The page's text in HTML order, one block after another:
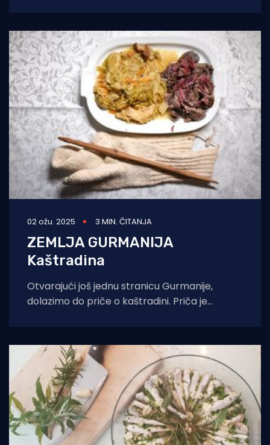
02 ožu. 2025 3 MIN. ČITANJA
ZEMLJA GURMANIJA
Kaštradina
Otvarajući još jednu stranicu Gurmanije,
dolazimo do priče o kaštradini. Priča je